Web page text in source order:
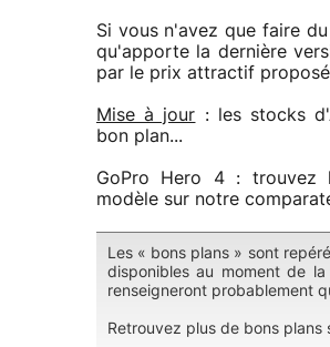
Si vous n'avez que faire
qu'apporte la dernière
par le prix attractif
Mise à jour : les stocks
bon plan...
GoPro Hero 4 :
modèle sur notre
Les « bons plans » sont
disponibles au moment de
renseigneront probablement
Retrouvez plus de bons plans